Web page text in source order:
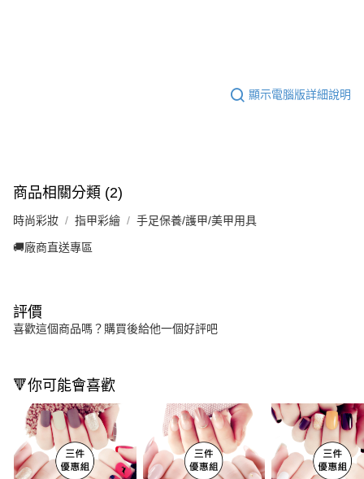
顯示電腦版詳細說明
商品相關分類 (2)
時尚彩妝 指甲彩繪 手足保養/護甲/美甲用具
🚚廠商直送專區
評價
喜歡這個商品嗎？購買後給他一個好評吧
🔻你可能會喜歡